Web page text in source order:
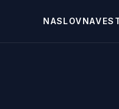
NASLOVNA